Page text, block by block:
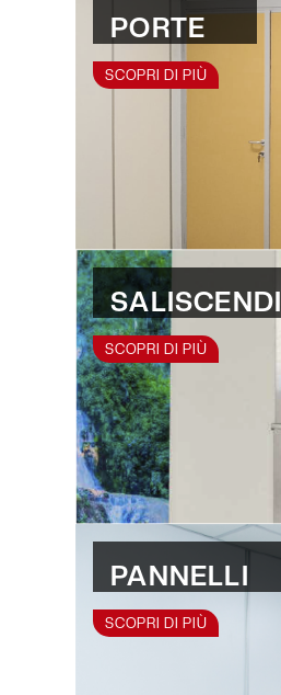
PORTE
SCOPRI DI PIÙ
SALISCENDI
SCOPRI DI PIÙ
PANNELLI
SCOPRI DI PIÙ